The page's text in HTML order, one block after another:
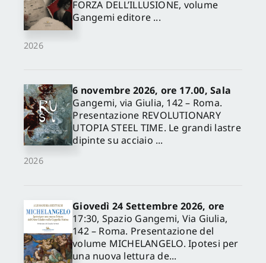
2026
FORZA DELL’ILLUSIONE, volume
Gangemi editore ...
2026
6 novembre 2026, ore 17.00, Sala
Gangemi, via Giulia, 142 – Roma.
Presentazione REVOLUTIONARY
UTOPIA STEEL TIME. Le grandi lastre
dipinte su acciaio ...
Giovedì 24 Settembre 2026, ore
17:30, Spazio Gangemi, Via Giulia,
142 – Roma. Presentazione del
volume MICHELANGELO. Ipotesi per
una nuova lettura de...